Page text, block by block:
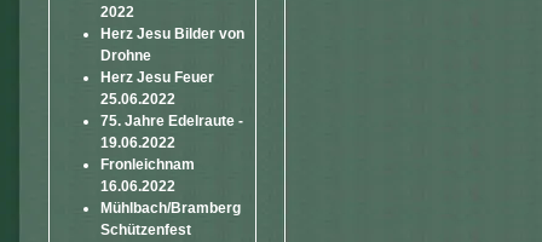
2022
Herz Jesu Bilder von
Drohne
Herz Jesu Feuer
25.06.2022
75. Jahre Edelraute -
19.06.2022
Fronleichnam
16.06.2022
Mühlbach/Bramberg
Schützenfest